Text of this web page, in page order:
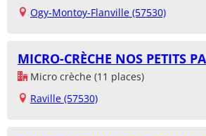
Ogy-Montoy-Flanville (57530)
MICRO-CRÈCHE NOS PETITS
Micro crèche (11 places)
Raville (57530)